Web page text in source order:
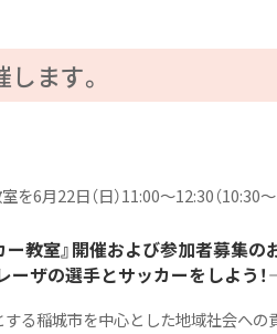
ます。
6月22日（日）11:00〜12:30（10:30
教室』開催および参加者募集の
ーザの選手とサッカーをしよう
る稲城市を中心とした地域社会へ